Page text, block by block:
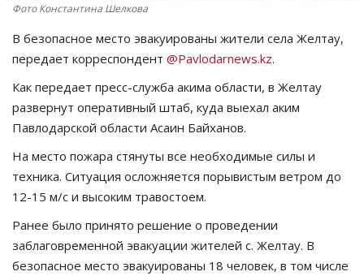
OFFICIAL
Курултай
Қазақша Русский
Фото Константина Шелкова
В безопасное место эвакуированы жители села Желтау,
передает корреспондент @Pavlodarnews.kz.
Как передает пресс-служба акима области, в Желтау
развернут оперативный штаб, куда выехал аким
Павлодарской области Асаин Байханов.
На место пожара стянуты все необходимые силы и
техника. Ситуация осложняется порывистым ветром до
12-15 м/с и высоким травостоем.
Ранее было принято решение о проведении
заблаговременной эвакуации жителей с. Желтау. В
безопасное место эвакуированы 18 человек, в том числе